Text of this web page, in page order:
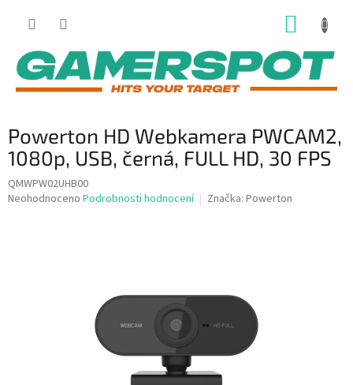
Powerton HD Webkamera PWCAM2,
1080p, USB, černá, FULL HD, 30 FPS
QMWPW02UHB00
Průměrné
Neohodnoceno Podrobnosti hodnocení Značka: Powerton